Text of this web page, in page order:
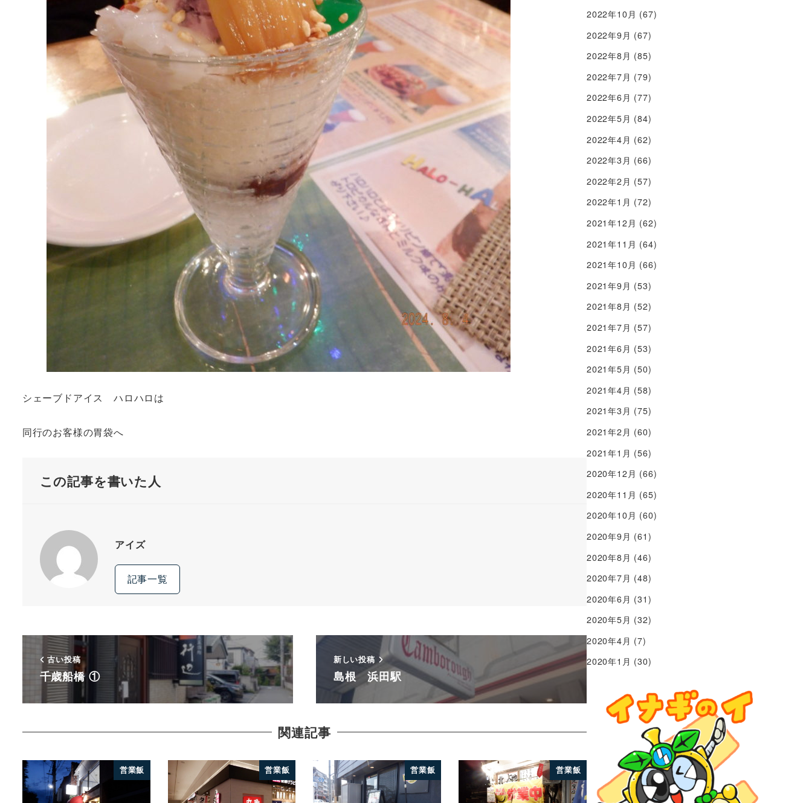
シェーブドアイス ハロハロは
同行のお客様の胃袋へ
この記事を書いた人
アイズ
記事一覧
古い投稿
千歳船橋 ①
新しい投稿
島根 浜田駅
関連記事
営業飯 営業飯 営業飯 営業飯
2022年10月 (67)
2022年9月 (67)
2022年8月 (85)
2022年7月 (79)
2022年6月 (77)
2022年5月 (84)
2022年4月 (62)
2022年3月 (66)
2022年2月 (57)
2022年1月 (72)
2021年12月 (62)
2021年11月 (64)
2021年10月 (66)
2021年9月 (53)
2021年8月 (52)
2021年7月 (57)
2021年6月 (53)
2021年5月 (50)
2021年4月 (58)
2021年3月 (75)
2021年2月 (60)
2021年1月 (56)
2020年12月 (66)
2020年11月 (65)
2020年10月 (60)
2020年9月 (61)
2020年8月 (46)
2020年7月 (48)
2020年6月 (31)
2020年5月 (32)
2020年4月 (7)
2020年1月 (30)